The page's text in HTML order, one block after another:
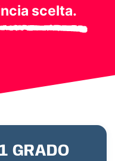
scelta.
GRADO